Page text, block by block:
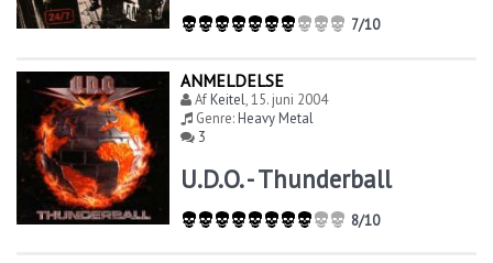
7/10
ANMELDELSE
AfKeitel,15. juni 2004
Genre:Heavy Metal
3
U.D.O. - Thunderball
8/10